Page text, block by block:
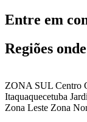
Entre em
Regiões
ZONA SUL Centro
Itaquaquecetuba
Zona Leste Zona